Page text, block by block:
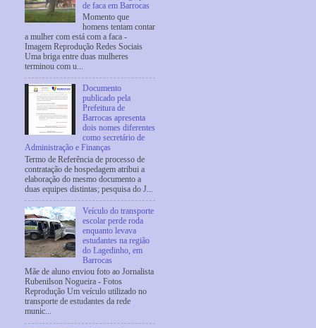
de faca em Barrocas
Momento que
homens tentam contar
a mulher com está com a faca -
Imagem Reprodução Redes Sociais
Uma briga entre duas mulheres
terminou com u...
Documento
publicado pela
Prefeitura de
Barrocas apresenta
dois nomes diferentes
como secretário de
Administração e Finanças
Termo de Referência de processo de
contratação de hospedagem atribui a
elaboração do mesmo documento a
duas equipes distintas; pesquisa do J...
Veículo do transporte
escolar perde roda
enquanto levava
estudantes na região
do Lagedinho, em
Barrocas
Mãe de aluno enviou foto ao Jornalista
Rubenilson Nogueira - Fotos
Reprodução Um veículo utilizado no
transporte de estudantes da rede
munic...